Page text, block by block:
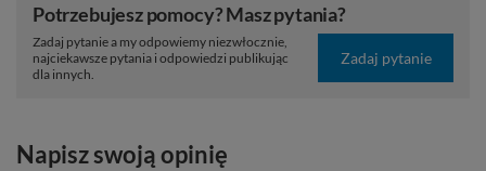
Potrzebujesz pomocy? Masz pytania?
Zadaj pytanie a my odpowiemy niezwłocznie,
najciekawsze pytania i odpowiedzi publikując
dla innych.
Zadaj pytanie
Napisz swoją opinię